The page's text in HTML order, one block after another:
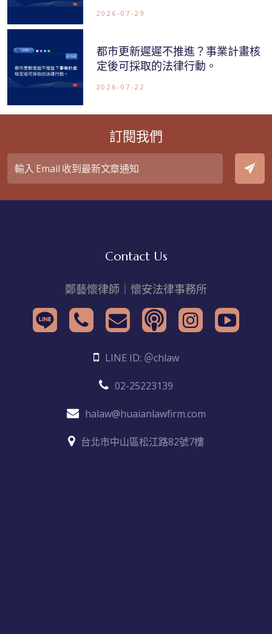
2026-07-29
都市更新遲遲不推進？事業計畫核
定後可採取的法律行動。
2026-07-22
訂閱我們
Contact Us
鄭藝懷律師｜懷安法律事務所
LINE ID: ＠chlaw
02-25223139
halaw@huaianlawfirm.com
台北市中山區松江路82號7樓